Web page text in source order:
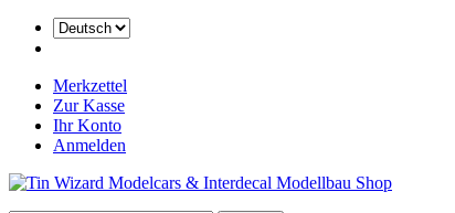
Merkzettel
Zur Kasse
Ihr Konto
Anmelden